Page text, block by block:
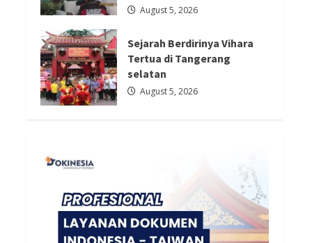
August 5, 2026
Sejarah Berdirinya Vihara
Tertua di Tangerang
selatan
August 5, 2026